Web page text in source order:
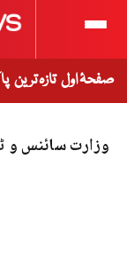
صفحۂ اول تازہ ترین
وزارت سائنس و